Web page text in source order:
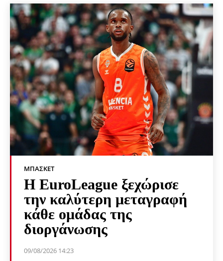
ΜΠΆΣΚΕΤ
Η EuroLeague ξεχώρισε
την καλύτερη μεταγραφή
κάθε ομάδας της
διοργάνωσης
09/08/2026 14:23